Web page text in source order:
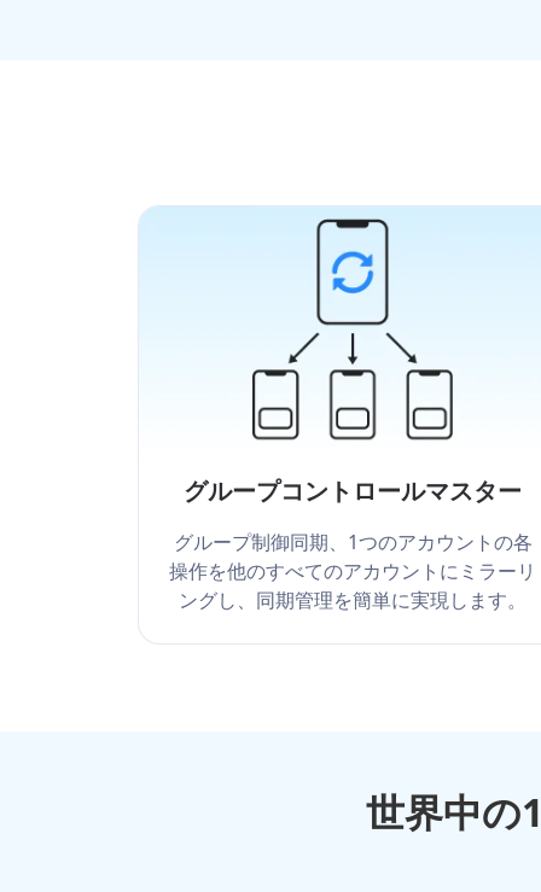
グループコントロールマスター
グループ制御同期、1つのアカウントの各
操作を他のすべてのアカウントにミラーリ
ングし、同期管理を簡単に実現します。
世界中の